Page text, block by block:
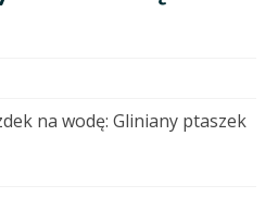
na wodę: Gliniany ptaszek